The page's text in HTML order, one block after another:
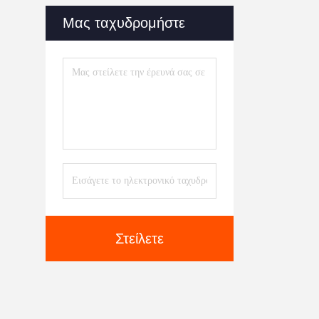
Μας ταχυδρομήστε
Στείλετε